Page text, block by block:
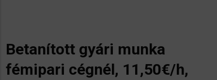
Betanított gyári munka
fémipari cégnél, 11,50€/h,